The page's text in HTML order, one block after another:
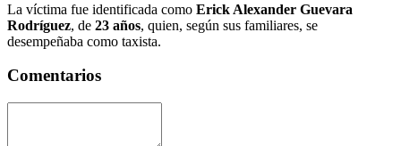
La víctima fue identificada como Erick Alexander Guevara
Rodríguez, de 23 años, quien, según sus familiares, se
desempeñaba como taxista.
Comentarios